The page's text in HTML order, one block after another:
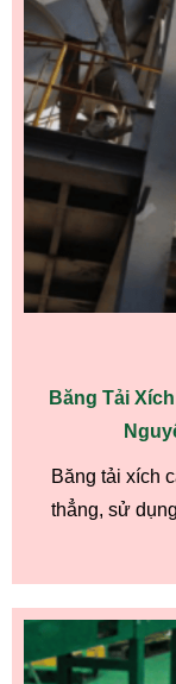
Băng Tải
Băng tải xích
thẳng, sử